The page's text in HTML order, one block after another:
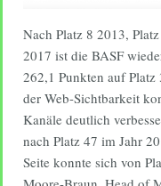
Nach Platz 8 2013,
2017 ist die BASF
262,1 Punkten auf
der Web-Sichtbarkeit
Kanäle deutlich
nach Platz 47 im Jahr
Seite konnte sich von